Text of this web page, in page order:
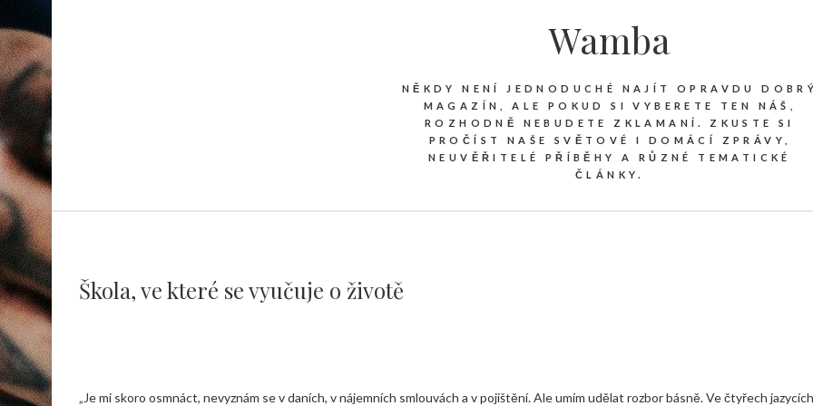
Wamba
NĚKDY NENÍ JEDNODUCHÉ NAJÍT OPRAVDU
MAGAZÍN, ALE POKUD SI VYBERETE TEN NÁŠ,
ROZHODNĚ NEBUDETE ZKLAMANÍ. ZKUSTE SI
PROČÍST NAŠE SVĚTOVÉ I DOMÁCÍ ZPRÁVY,
NEUVĚŘITELÉ PŘÍBĚHY A RŮZNÉ TEMATICKÉ
ČLÁNKY.
Škola, ve které se vyučuje o životě
„Je mi skoro osmnáct, nevyznám se v daních, v nájemních smlouvách a v pojištění. Ale umím udělat rozbor básně. Ve čtyřech